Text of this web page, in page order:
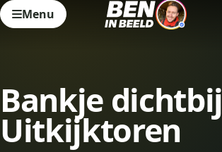
Menu
Bankje dichtbij
Uitkijktoren